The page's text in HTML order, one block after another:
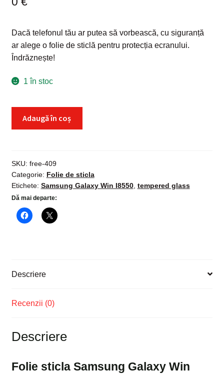
Dacă telefonul tău ar putea să vorbească, cu siguranță
ar alege o folie de sticlă pentru protecția ecranului.
Îndrăznește!
1 în stoc
Galaxy
Win
I8550,
Tempered
Glass,
protectie
telefon
Adaugă în coș
SKU: free-409
Categorie: Folie de sticla
Etichete: Samsung Galaxy Win I8550, tempered glass
Dă mai departe:
Descriere
Recenzii (0)
Descriere
Folie sticla Samsung Galaxy Win